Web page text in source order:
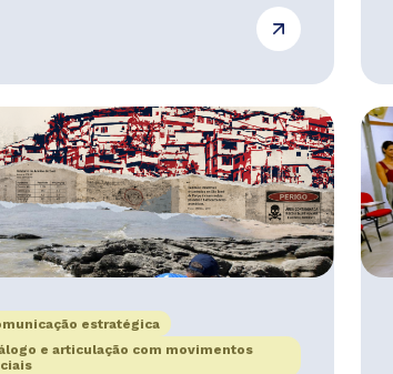
estratégica
e articulação com movimentos